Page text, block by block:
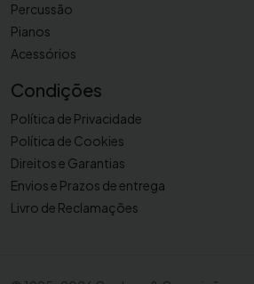
Percussão
Pianos
Acessórios
Condições
Política de Privacidade
Política de Cookies
Direitos e Garantias
Envios e Prazos de entrega
Livro de Reclamações